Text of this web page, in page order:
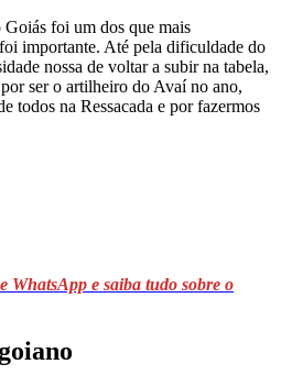
foi um dos que mais
importante. Até pela dificuldade do
nossa de voltar a subir na tabela,
ser o artilheiro do Avaí no ano,
todos na Ressacada e por fazermos
WhatsApp e saiba tudo sobre o